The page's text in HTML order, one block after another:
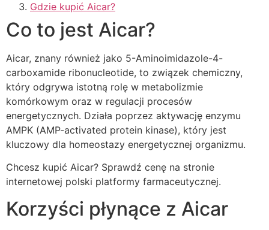
Gdzie kupić Aicar?
Co to jest Aicar?
Aicar, znany również jako 5-Aminoimidazole-4-
carboxamide ribonucleotide, to związek chemiczny,
który odgrywa istotną rolę w metabolizmie
komórkowym oraz w regulacji procesów
energetycznych. Działa poprzez aktywację enzymu
AMPK (AMP-activated protein kinase), który jest
kluczowy dla homeostazy energetycznej organizmu.
Chcesz kupić Aicar? Sprawdź cenę na stronie
internetowej polski platformy farmaceutycznej.
Korzyści płynące z Aicar